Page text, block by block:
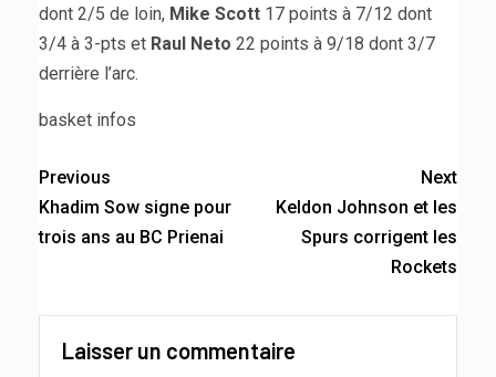
dont 2/5 de loin, Mike Scott 17 points à 7/12 dont
3/4 à 3-pts et Raul Neto 22 points à 9/18 dont 3/7
derrière l’arc.
basket infos
Previous
Khadim Sow signe pour
trois ans au BC Prienai
Next
Keldon Johnson et les
Spurs corrigent les
Rockets
Laisser un commentaire